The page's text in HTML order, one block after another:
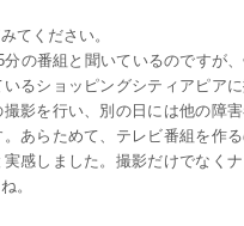
てください。
分の番組と聞いているのですが
るショッピングシティアピアに
影を行い、別の日には他の障
あらためて、テレビ番組を作
感しました。撮影だけでなく
。